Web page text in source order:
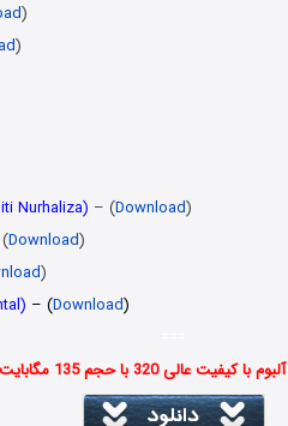
)
)
Nurhaliza) – (Download)
Download)
)
– (Download)
کیفیت عالی 320 با حجم 135 مگابایت